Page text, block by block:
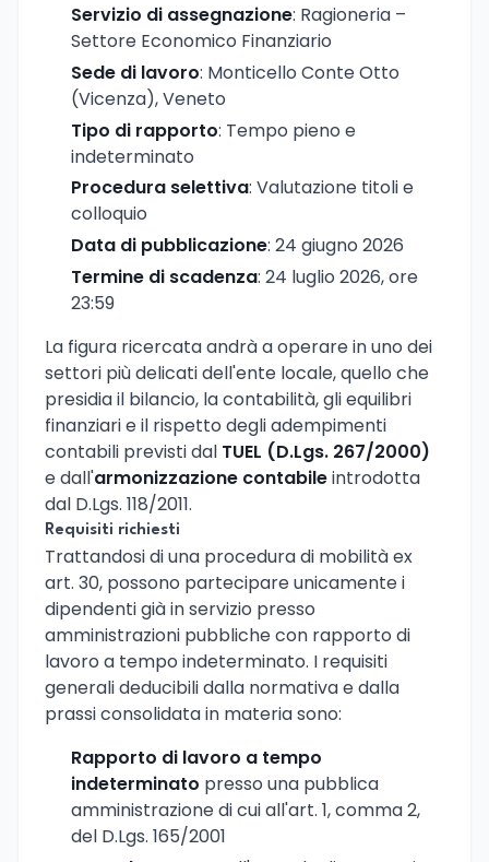
Servizio di assegnazione: Ragioneria –
Settore Economico Finanziario
Sede di lavoro: Monticello Conte Otto
(Vicenza), Veneto
Tipo di rapporto: Tempo pieno e
indeterminato
Procedura selettiva: Valutazione titoli e
colloquio
Data di pubblicazione: 24 giugno 2026
Termine di scadenza: 24 luglio 2026, ore
23:59
La figura ricercata andrà a operare in uno dei
settori più delicati dell'ente locale, quello che
presidia il bilancio, la contabilità, gli equilibri
finanziari e il rispetto degli adempimenti
contabili previsti dal TUEL (D.Lgs. 267/2000)
e dall'armonizzazione contabileintrodotta
dal D.Lgs. 118/2011.
Requisiti richiesti
Trattandosi di una procedura di mobilità ex
art. 30, possono partecipare unicamente i
dipendenti già in servizio presso
amministrazioni pubbliche con rapporto di
lavoro a tempo indeterminato. I requisiti
generali deducibili dalla normativa e dalla
prassi consolidata in materia sono:
Rapporto di lavoro a tempo
indeterminato presso una pubblica
amministrazione di cui all'art. 1, comma 2,
del D.Lgs. 165/2001